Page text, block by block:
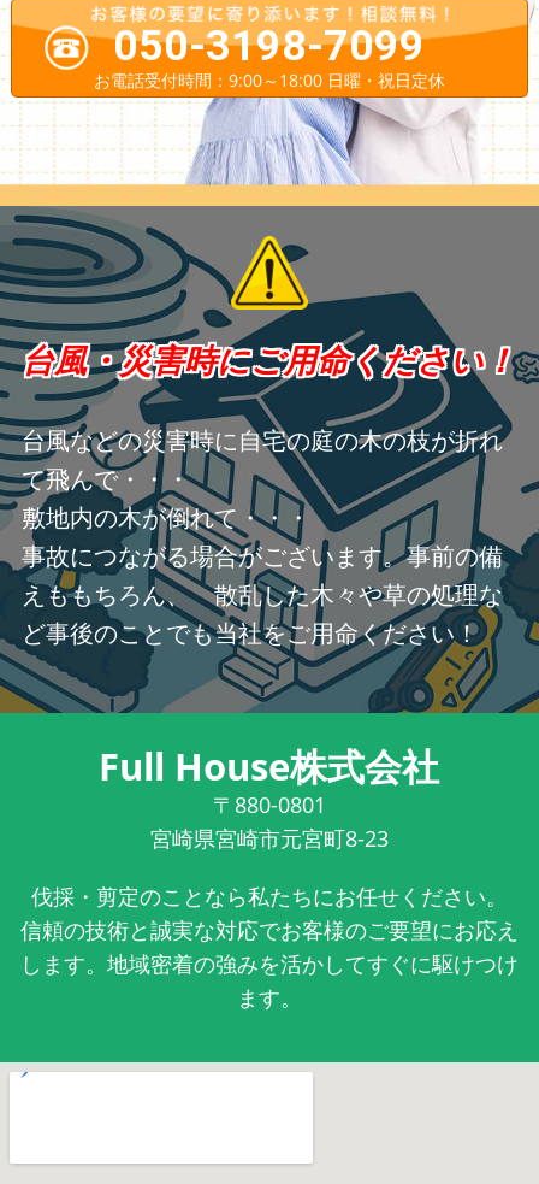
050-3198-7099
お電話受付時間：9:00～18:00 日曜・祝日定休
台風・災害時にご用命ください！
台風などの災害時に自宅の庭の木の枝が折れ
て飛んで・・・
敷地内の木が倒れて・・・
事故につながる場合がございます。事前の備
えももちろん、 散乱した木々や草の処理な
ど事後のことでも当社をご用命ください！
Full House株式会社
〒880-0801
宮崎県宮崎市元宮町8-23
伐採・剪定のことなら私たちにお任せください。
信頼の技術と誠実な対応でお客様のご要望にお応え
します。地域密着の強みを活かしてすぐに駆けつけ
ます。